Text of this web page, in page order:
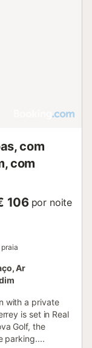
com
com
106 por noite
Ar
with a private
is set in Real
Golf, the
parking....